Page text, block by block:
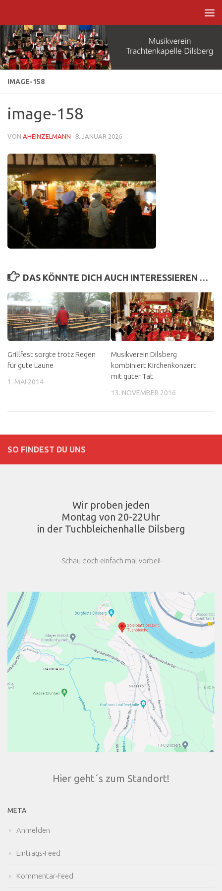
IMAGE-158
image-158
VON AHEINZELMANN · 8. JANUAR 2026
DAS KÖNNTE DICH AUCH INTERESSIEREN …
Grillfest sorgte trotz Regen
für gute Laune
1. MAI 2014
Musikverein Dilsberg
kombiniert Kirchenkonzert
mit guter Tat
13. NOVEMBER 2016
SO FINDEST DU UNS
Wir proben jeden
Montag von 20-22Uhr
in der Tuchbleichenhalle Dilsberg
-Schau doch einfach mal vorbei!-
Hier geht´s zum Standort!
META
Anmelden
Eintrags-Feed
Kommentar-Feed